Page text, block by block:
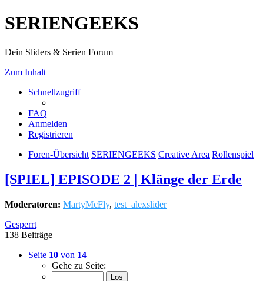
SERIENGEEKS
Dein Sliders & Serien Forum
Zum Inhalt
Schnellzugriff
FAQ
Anmelden
Registrieren
Foren-Übersicht SERIENGEEKS Creative Area Rollenspiel
[SPIEL] EPISODE 2 | Klänge der Erde
Moderatoren: MartyMcFly, test_alexslider
Gesperrt
138 Beiträge
Seite 10 von 14
Gehe zu Seite: